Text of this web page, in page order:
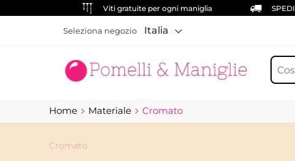
Viti gratuite per ogni maniglia
Seleziona negozio Italia
Cerca
Home Materiale Cromato
Cromato